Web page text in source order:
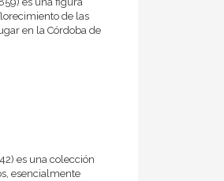
de las
en la Córdoba de
es una colección
esencialmente